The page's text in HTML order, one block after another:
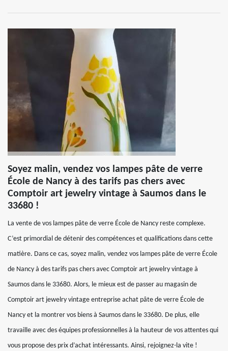
Soyez malin, vendez vos lampes pâte de verre
École de Nancy à des tarifs pas chers avec
Comptoir art jewelry vintage à Saumos dans le
33680 !
La vente de vos lampes pâte de verre École de Nancy reste complexe.
C’est primordial de détenir des compétences et qualifications dans cette
matière. Dans ce cas, soyez malin, vendez vos lampes pâte de verre École
de Nancy à des tarifs pas chers avec Comptoir art jewelry vintage à
Saumos dans le 33680. Alors, le mieux est de passer au magasin de
Comptoir art jewelry vintage entreprise achat pâte de verre École de
Nancy et la montrer vos biens à Saumos dans le 33680. De plus, elle
travaille avec des équipes professionnelles à la hauteur de vos attentes qui
vous propose des prix d’achat intéressants. Ainsi, rejoignez-la vite !